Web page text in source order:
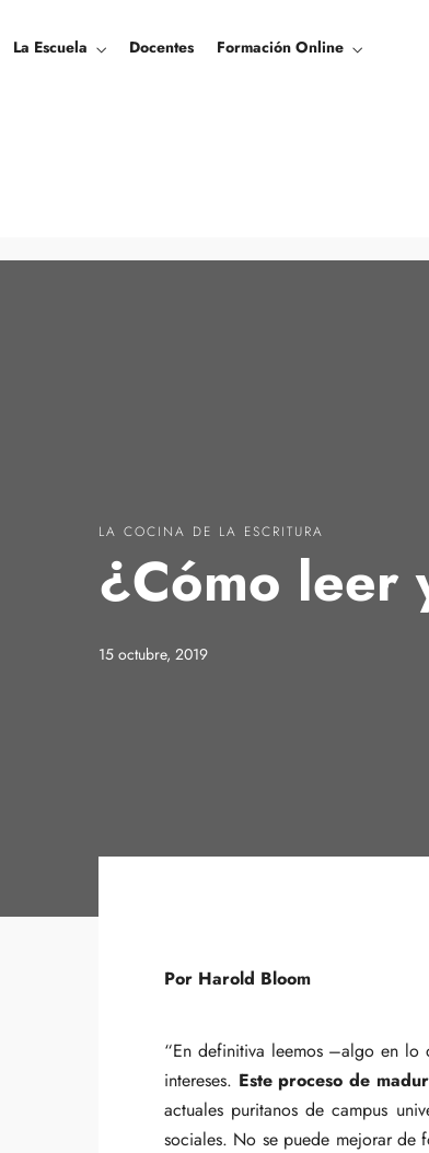
La Escuela Docentes Formación Online
LA COCINA DE LA ESCRITURA
¿Cómo leer
15 octubre, 2019
Por Harold Bloom
“En definitiva leemos –algo en lo
intereses. Este proceso de
actuales puritanos de campus
sociales. No se puede mejorar de